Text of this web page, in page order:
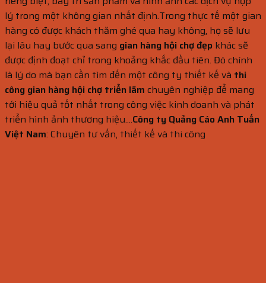
lý trong một không gian nhất định.Trong thực tế một gian
hàng có được khách thăm ghé qua hay không, họ sẽ lưu
lại lâu hay bước qua sang gian hàng hội chợ đẹp khác sẽ
được định đoạt chỉ trong khoảng khắc đầu tiên. Đó chính
là lý do mà bạn cần tìm đến một công ty thiết kế và thi
công gian hàng hội chợ triển lãm chuyên nghiệp để mang
tới hiệu quả tốt nhất trong công việc kinh doanh và phát
triển hình ảnh thương hiệu....Công ty Quảng Cáo Anh Tuấn
Việt Nam: Chuyên tư vấn, thiết kế và thi công